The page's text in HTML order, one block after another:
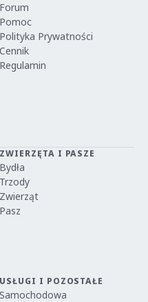
Forum
Pomoc
Polityka Prywatności
Cennik
Regulamin
ZWIERZĘTA I PASZE
Bydła
Trzody
Zwierząt
Pasz
USŁUGI I POZOSTAŁE
Samochodowa